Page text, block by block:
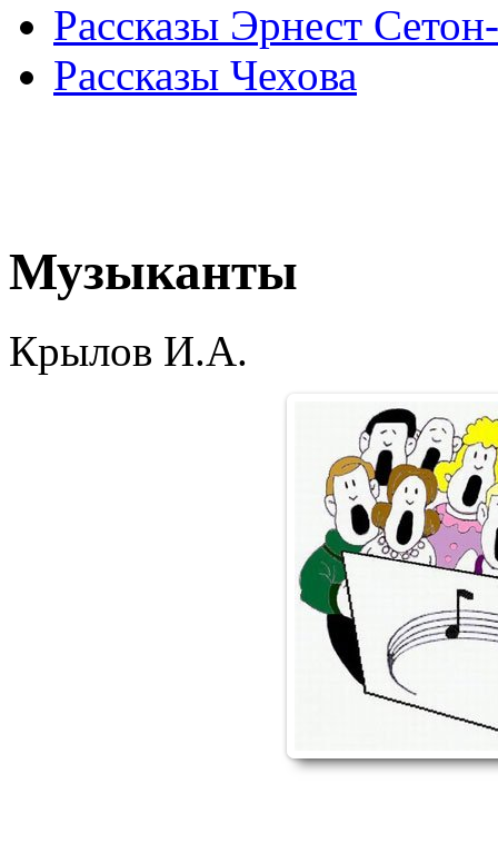
Рассказы Эрнест
Рассказы Чехова
Музыканты
Крылов И.А.